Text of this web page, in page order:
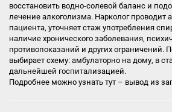
восстановить водно-солевой баланс и
лечение алкоголизма. Нарколог проводит
пациента, уточняет стаж употребления
наличие хронического заболевания,
противопоказаний и других ограничений.
выбирает схему: амбулаторно на дому, в
дальнейшей госпитализацией.
Подробнее можно узнать тут – вывод из